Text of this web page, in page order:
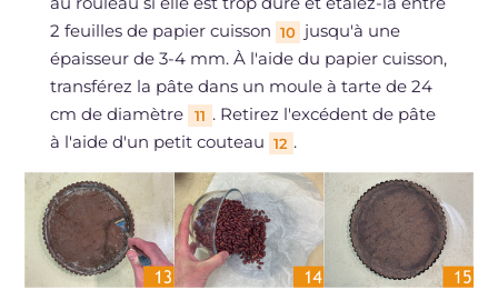
2 feuilles de papier cuisson 10 jusqu'à une
épaisseur de 3-4 mm. À l'aide du papier cuisson,
transférez la pâte dans un moule à tarte de 24
cm de diamètre
11 . Retirez l'excédent de pâte
à l'aide d'un petit couteau 12 .